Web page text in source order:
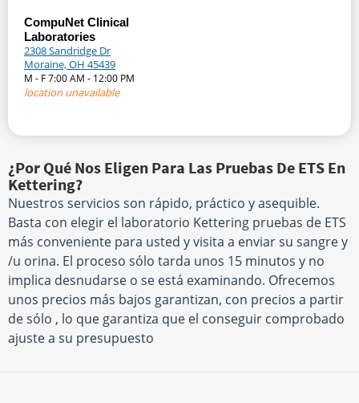
CompuNet Clinical
Laboratories
2308 Sandridge Dr
Moraine, OH 45439
M - F 7:00 AM - 12:00 PM
location unavailable
¿Por Qué Nos Eligen Para Las Pruebas De ETS En
Kettering?
Nuestros servicios son rápido, práctico y asequible.
Basta con elegir el laboratorio Kettering pruebas de ETS
más conveniente para usted y visita a enviar su sangre y
/u orina. El proceso sólo tarda unos 15 minutos y no
implica desnudarse o se está examinando. Ofrecemos
unos precios más bajos garantizan, con precios a partir
de sólo , lo que garantiza que el conseguir comprobado
ajuste a su presupuesto